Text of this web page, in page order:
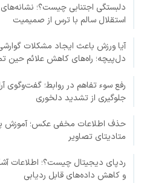
دلبستگی اجتنابی چیست؟؛
استقلال سالم با ترس از صمیمیت
آیا ورزش باعث ایجاد مشکلات
دل‌پیچه؛ راه‌های کاهش علائم حین
رفع سوء تفاهم در روابط؛ گفت‌وگوی
جلوگیری از تشدید دلخوری
حذف اطلاعات مخفی عکس؛ آموزش
متادیتای تصاویر
ردپای دیجیتال چیست؟؛ اطلاعات
و کاهش داده‌های قابل ردیابی